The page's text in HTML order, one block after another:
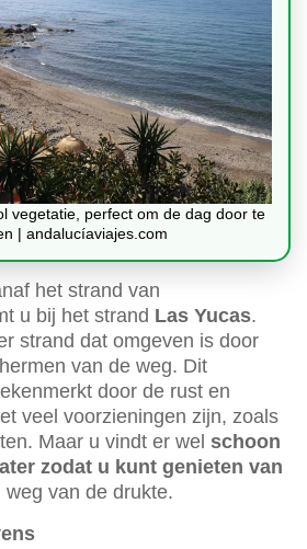
vegetatie, perfect om de dag door te
| andalucíaviajes.com
het strand van
u bij het strand Las Yucas.
strand dat omgeven is door
van de weg. Dit
door de rust en
veel voorzieningen zijn, zoals
Maar u vindt er wel schoon
zodat u kunt genieten van
weg van de drukte.